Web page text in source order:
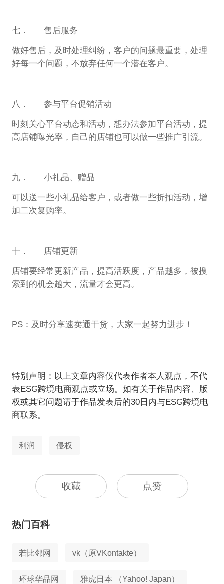
七． 售后服务
做好售后，及时处理纠纷，客户的问题最重要，处理
好每一个问题，不放弃任何一个潜在客户。
八． 参与平台促销活动
时刻关心平台动态和活动，想办法参加平台活动，提
高店铺曝光率，自己的店铺也可以做一些推广引流。
九． 小礼品、赠品
可以送一些小礼品给客户，或者做一些折扣活动，增
加二次复购率。
十． 店铺更新
店铺要经常更新产品，提高活跃度，产品越多，被搜
索到的机会越大，流量才会更高。
PS：及时分享速卖通干货，大家一起努力进步！
特别声明：以上文章内容仅代表作者本人观点，不代
表ESG跨境电商观点或立场。如有关于作品内容、版
权或其它问题请于作品发表后的30日内与ESG跨境电
商联系。
利润 侵权
收藏 点赞
热门百科
若比邻网 vk（原VKontakte）
环球华品网 雅虎日本 （Yahoo! Japan）